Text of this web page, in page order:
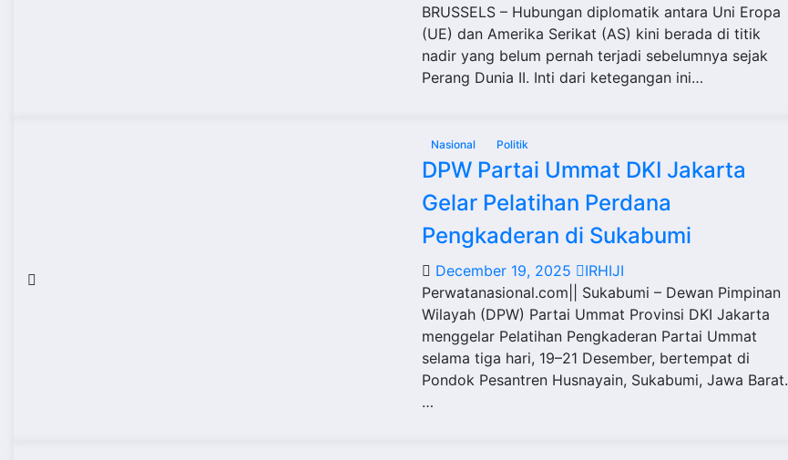
BRUSSELS – Hubungan diplomatik antara Uni Eropa
(UE) dan Amerika Serikat (AS) kini berada di titik
nadir yang belum pernah terjadi sebelumnya sejak
Perang Dunia II. Inti dari ketegangan ini…
Nasional Politik
DPW Partai Ummat DKI Jakarta
Gelar Pelatihan Perdana
Pengkaderan di Sukabumi
December 19, 2025
IRHIJI
Perwatanasional.com|| Sukabumi – Dewan Pimpinan
Wilayah (DPW) Partai Ummat Provinsi DKI Jakarta
menggelar Pelatihan Pengkaderan Partai Ummat
selama tiga hari, 19–21 Desember, bertempat di
Pondok Pesantren Husnayain, Sukabumi, Jawa Barat.
…